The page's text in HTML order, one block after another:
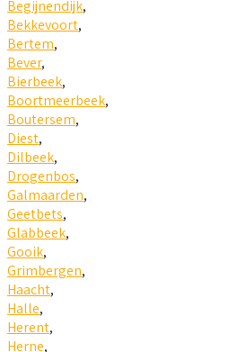
Begijnendijk,
Bekkevoort,
Bertem,
Bever,
Bierbeek,
Boortmeerbeek,
Boutersem,
Diest,
Dilbeek,
Drogenbos,
Galmaarden,
Geetbets,
Glabbeek,
Gooik,
Grimbergen,
Haacht,
Halle,
Herent,
Herne,